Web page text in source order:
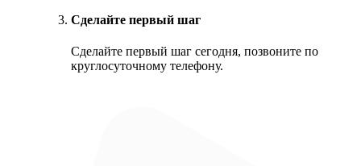
Сделайте первый шаг
Сделайте первый шаг сегодня, позвоните по
круглосуточному телефону.